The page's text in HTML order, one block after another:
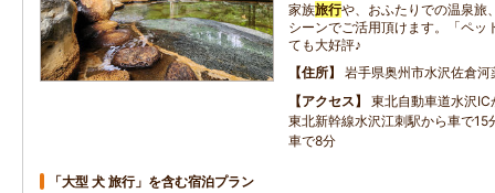
家族旅行や、おふたりでの温泉旅
シーンでご活用頂けます。「ペッ
ても大好評♪
住所
岩手県奥州市水沢佐倉河
アクセス
東北自動車道水沢
東北新幹線水沢江刺駅から車で15
車で8分
「大型 犬 旅行」を含む宿泊プラン